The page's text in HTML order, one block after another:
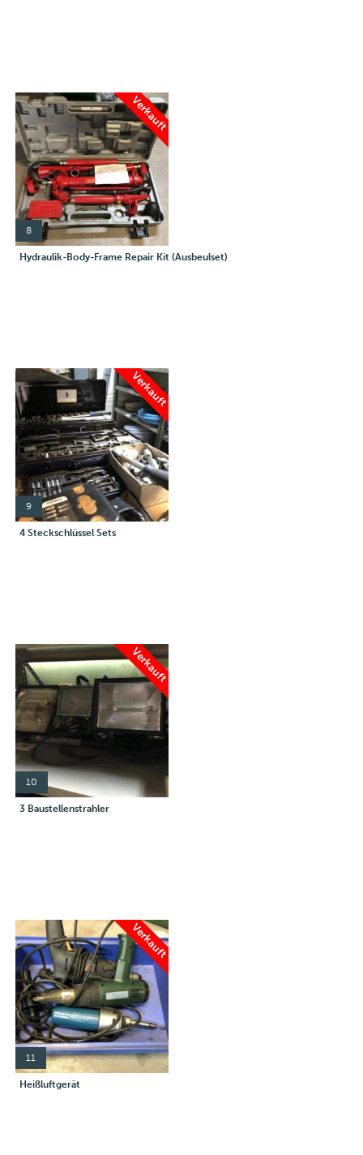
Verkauft
8
Hydraulik-Body-Frame Repair Kit (Ausbeulset)
Verkauft
9
4 Steckschlüssel Sets
Verkauft
10
3 Baustellenstrahler
Verkauft
11
Heißluftgerät